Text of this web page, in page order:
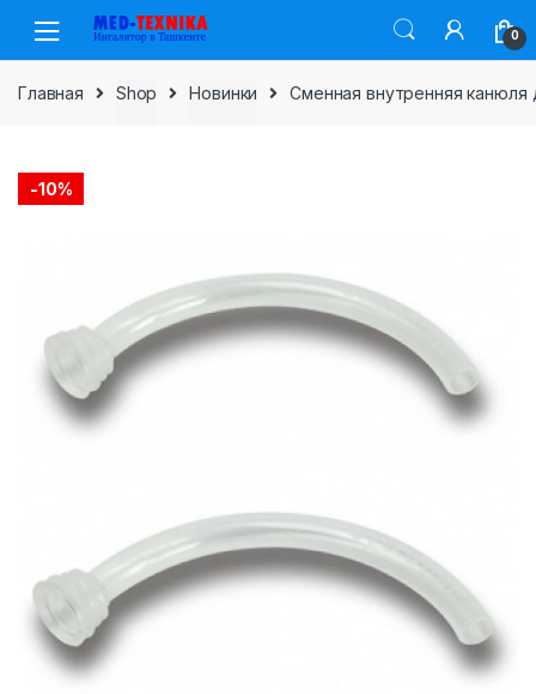
navigation
content
0
Главная Shop Новинки Сменная внутренняя
-10%